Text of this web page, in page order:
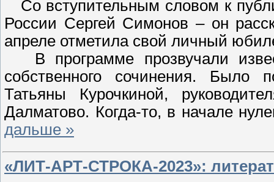
Со вступительным словом к
России Сергей Симонов – он
апреле отметила свой личный
В программе прозвучали
собственного сочинения. Было
Татьяны Курочкиной,
Далматово. Когда-то, в начале
дальше »
«ЛИТ-АРТ-СТРОКА-2023»: